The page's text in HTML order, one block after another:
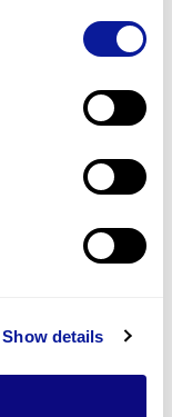
Show details
수 있습니다.
공해 드립니다.
도입에 힘쓰고 있습니
의 기술에 대해 알아보